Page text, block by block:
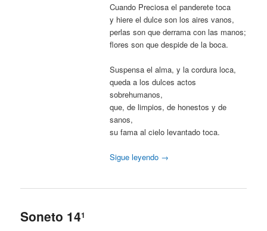
Cuando Preciosa el panderete toca
y hiere el dulce son los aires vanos,
perlas son que derrama con las manos;
flores son que despide de la boca.
Suspensa el alma, y la cordura loca,
queda a los dulces actos
sobrehumanos,
que, de limpios, de honestos y de
sanos,
su fama al cielo levantado toca.
Sigue leyendo →
Soneto 141